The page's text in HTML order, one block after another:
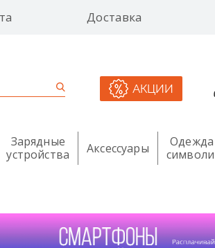
Доставка
АКЦИИ
Зарядные
устройства
Аксессуары
Одежда